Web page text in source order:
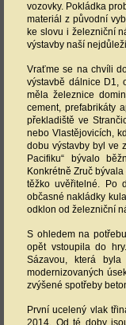
vozovky. Pokládka
materiál z původní
ke slovu i železniční
výstavby naší
Vraťme se na chvíli
výstavbě dálnice D1,
měla železnice
cement, prefabrikáty
překladiště ve
nebo Vlastějovicích,
dobu výstavby byl ve
Pacifiku“ bývalo
Konkrétně Zruč
těžko uvěřitelné. Po
občasné nakládky
odklon od železniční
S ohledem na
opět vstoupila do
Sázavou, která
modernizovaných
zvýšené spotřeby
První ucelený vlak
2014. Od té doby